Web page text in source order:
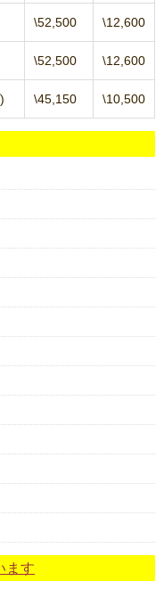
\52,500 \12,600
\52,500 \12,600
\45,150 \10,500
ます